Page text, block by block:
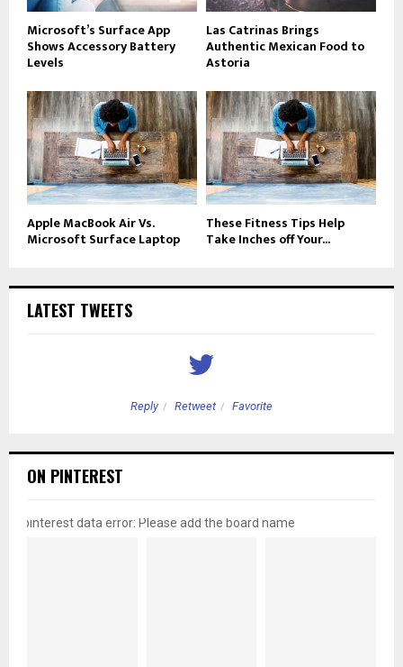
Microsoft’s Surface App
Shows Accessory Battery
Levels
Las Catrinas Brings
Authentic Mexican Food to
Astoria
Apple MacBook Air Vs.
Microsoft Surface Laptop
These Fitness Tips Help
Take Inches off Your...
LATEST TWEETS
Reply Retweet Favorite
ON PINTEREST
pinterest data error: Please add the board name